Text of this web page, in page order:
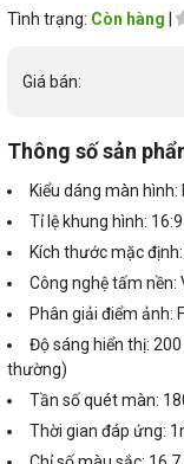
Tình trạng: Còn hàng
Giá bán:
Thông số sản
Kiểu dáng màn hình:
Tỉ lệ khung hình: 16:9
Kích thước mặc
Công nghệ tấm nền:
Phân giải điểm ảnh:
Độ sáng hiển thị:
thường)
Tần số quét màn:
Thời gian đáp ứng: